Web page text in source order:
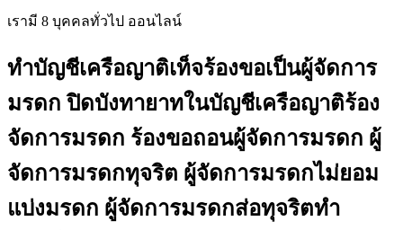
เรามี 8 บุคคลทั่วไป ออนไลน์
ทำบัญชีเครือญาติเท็จร้องขอเป็นผู้จัดการ
มรดก ปิดบังทายาทในบัญชีเครือญาติร้อง
จัดการมรดก ร้องขอถอนผู้จัดการมรดก ผู้
จัดการมรดกทุจริต ผู้จัดการมรดกไม่ยอม
แบ่งมรดก ผู้จัดการมรดกส่อทุจริตทำ